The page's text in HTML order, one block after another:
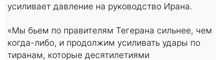
усиливает давление на руководство Ирана.
«Мы бьем по правителям Тегерана сильнее, чем
когда-либо, и продолжим усиливать удары по
тиранам, которые десятилетиями